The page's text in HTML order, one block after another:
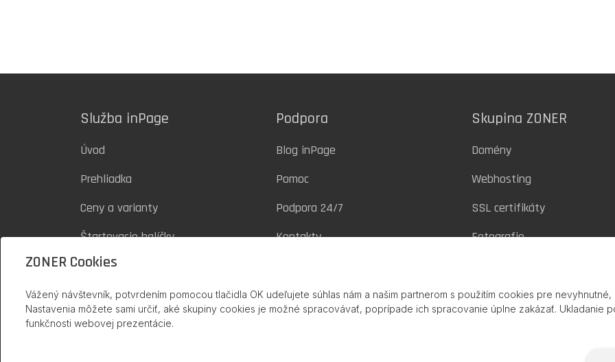
Služba inPage
Úvod
Prehliadka
Ceny a varianty
Štartovacie balíčky
Podpora
Blog inPage
Pomoc
Podpora 24/7
Kontakty
Skupina ZONER
Domény
Webhosting
SSL certifikáty
Fotografie
ZONER Cookies
Vážený návštevník, potvrdením pomocou tlačidla OK udeľujete súhlas nám a našim partnerom s použitím cookies pre
Nastavenia môžete sami určiť, aké skupiny cookies je možné spracovávať, poprípade ich spracovanie úplne zakázať.
funkčnosti webovej prezentácie.